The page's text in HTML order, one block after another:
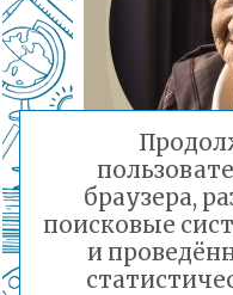
браузера,
поисковые
и